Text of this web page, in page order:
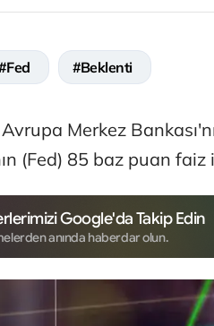
#Beklenti
Merkez
(Fed) 85 baz puan
Google'da Takip Edin
anında haberdar olun.